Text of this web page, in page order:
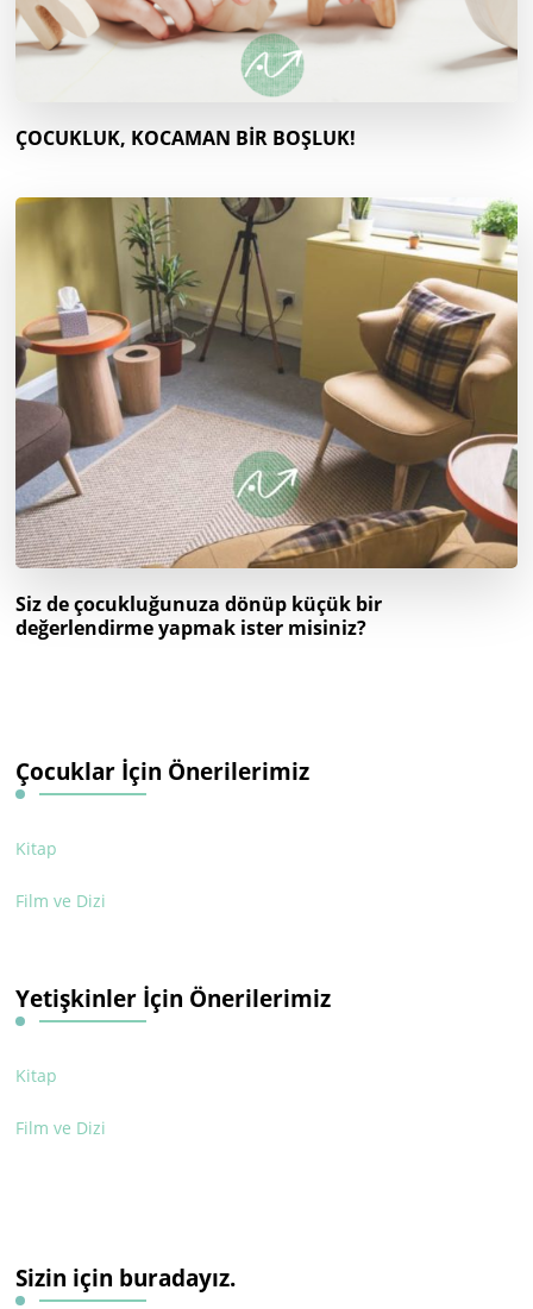
ÇOCUKLUK, KOCAMAN BİR BOŞLUK!
Siz de çocukluğunuza dönüp küçük bir
değerlendirme yapmak ister misiniz?
Çocuklar İçin Önerilerimiz
Kitap
Film ve Dizi
Yetişkinler İçin Önerilerimiz
Kitap
Film ve Dizi
Sizin için buradayız.